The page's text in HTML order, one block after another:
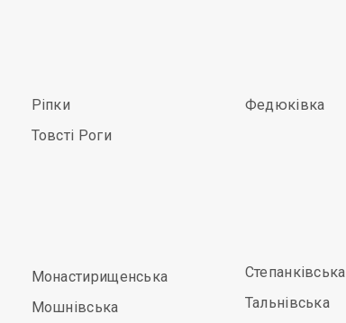
Ріпки
Товсті Роги
Федюківка
Монастирищенська
Мошнівська
Степанківська
Тальнівська